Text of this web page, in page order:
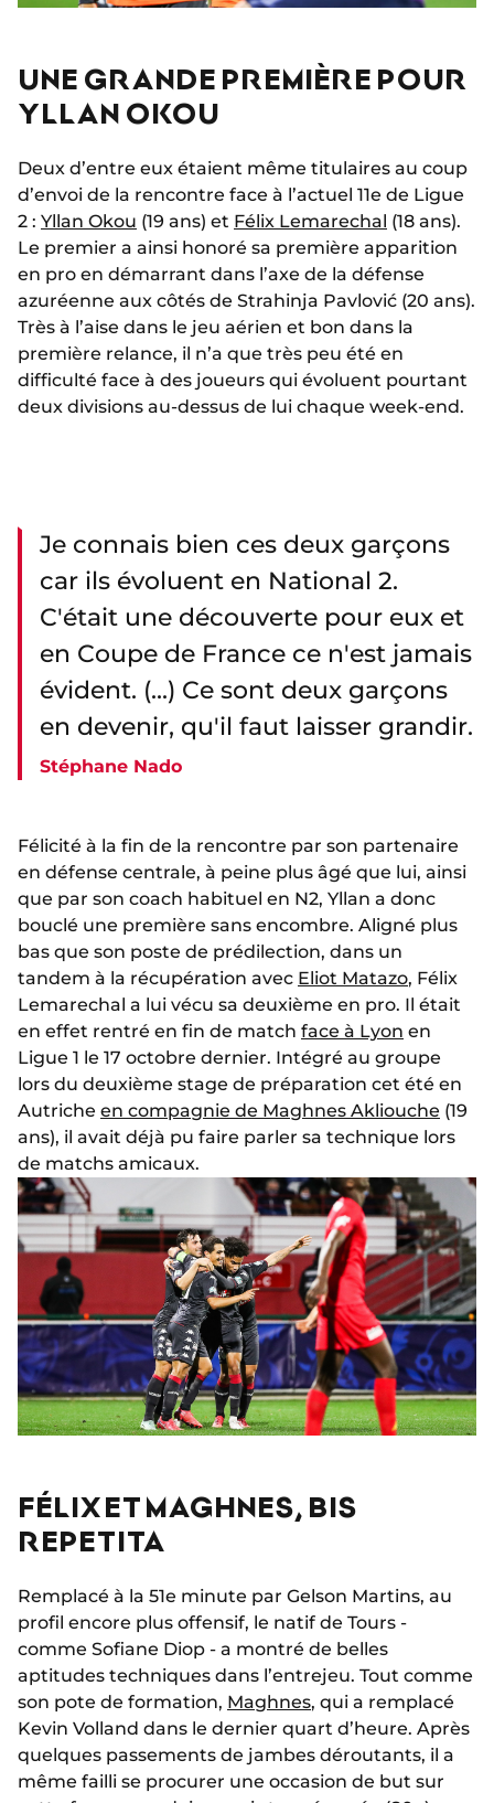
UNE GRANDE PREMIÈRE POUR
YLLAN OKOU
Deux d’entre eux étaient même titulaires au coup
d’envoi de la rencontre face à l’actuel 11e de Ligue
2 : Yllan Okou (19 ans) et Félix Lemarechal (18 ans).
Le premier a ainsi honoré sa première apparition
en pro en démarrant dans l’axe de la défense
azuréenne aux côtés de Strahinja Pavlović (20 ans).
Très à l’aise dans le jeu aérien et bon dans la
première relance, il n’a que très peu été en
difficulté face à des joueurs qui évoluent pourtant
deux divisions au-dessus de lui chaque week-end.
Je connais bien ces deux garçons
car ils évoluent en National 2.
C'était une découverte pour eux et
en Coupe de France ce n'est jamais
évident. (...) Ce sont deux garçons
en devenir, qu'il faut laisser grandir.
Stéphane Nado
Félicité à la fin de la rencontre par son partenaire
en défense centrale, à peine plus âgé que lui, ainsi
que par son coach habituel en N2, Yllan a donc
bouclé une première sans encombre. Aligné plus
bas que son poste de prédilection, dans un
tandem à la récupération avec Eliot Matazo, Félix
Lemarechal a lui vécu sa deuxième en pro. Il était
en effet rentré en fin de match face à Lyon en
Ligue 1 le 17 octobre dernier. Intégré au groupe
lors du deuxième stage de préparation cet été en
Autriche en compagnie de Maghnes Akliouche (19
ans), il avait déjà pu faire parler sa technique lors
de matchs amicaux.
FÉLIX ET MAGHNES, BIS
REPETITA
Remplacé à la 51e minute par Gelson Martins, au
profil encore plus offensif, le natif de Tours -
comme Sofiane Diop - a montré de belles
aptitudes techniques dans l’entrejeu. Tout comme
son pote de formation, Maghnes, qui a remplacé
Kevin Volland dans le dernier quart d’heure. Après
quelques passements de jambes déroutants, il a
même failli se procurer une occasion de but sur